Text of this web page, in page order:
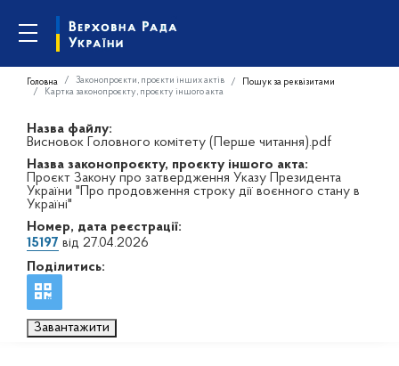
Головна Законопроєкти, проєкти інших актів
Пошук за реквізитами
Картка законопроєкту, проєкту іншого акта
Назва файлу:
Висновок Головного комітету (Перше читання).pdf
Назва законопроєкту, проєкту іншого акта:
Проєкт Закону про затвердження Указу Президента
України "Про продовження строку дії воєнного стану в
Україні"
Номер, дата реєстрації:
15197 від 27.04.2026
Поділитись:
Завантажити